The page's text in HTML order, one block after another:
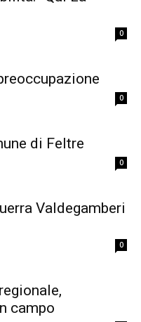
0
0
di Feltre
0
Valdegamberi
0
campo